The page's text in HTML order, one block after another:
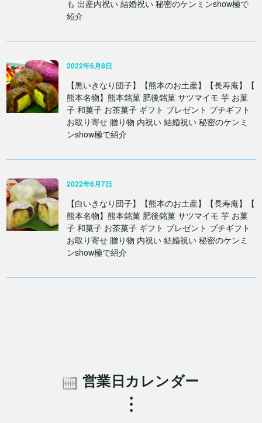
も 出産内祝い 結婚祝い 秘密のケンミンshow極で
紹介
2022年6月8日
【黒いきなり団子】【熊本のお土産】【長寿庵】【
熊本名物】熊本銘菓 肥後銘菓 サツマイモ 芋 お菓
子 和菓子 お茶菓子 ギフト プレゼント プチギフト
お取り寄せ 贈り物 内祝い 結婚祝い 秘密のケンミ
ンshow極で紹介
2022年6月7日
【白いきなり団子】【熊本のお土産】【長寿庵】【
熊本名物】熊本銘菓 肥後銘菓 サツマイモ 芋 お菓
子 和菓子 お茶菓子 ギフト プレゼント プチギフト
お取り寄せ 贈り物 内祝い 結婚祝い 秘密のケンミ
ンshow極で紹介
営業日カレンダー